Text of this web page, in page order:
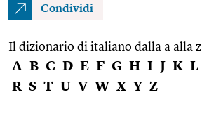
Condividi
Il dizionario di italiano dalla a alla z
A B C D E F G H I J K L
R S T U V W X Y Z